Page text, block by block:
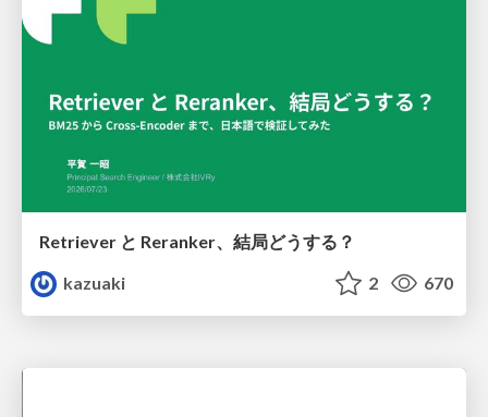
Retriever と Reranker、結局どうする？
kazuaki
2 670